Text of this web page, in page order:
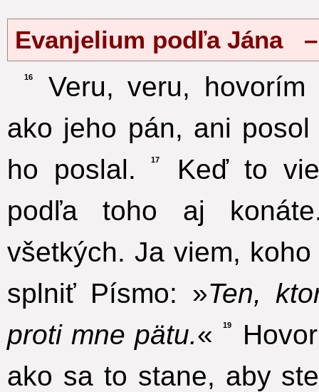
Evanjelium podľa Jána
16
Veru, veru,
ako jeho pán, ani
ho poslal.
17
Keď to
podľa toho aj
všetkých. Ja viem,
splniť Písmo: »Ten,
proti mne pätu.« 19
ako sa to stane, aby